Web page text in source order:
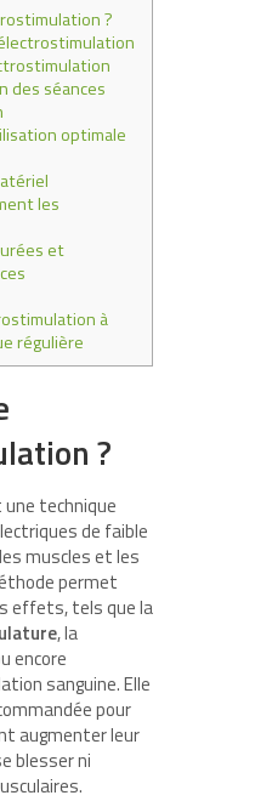
?
des séances
optimale
les
et
à
régulière
?
technique
de faible
muscles et les
permet
effets, tels que la
, la
encore
sanguine. Elle
pour
augmenter leur
blesser ni